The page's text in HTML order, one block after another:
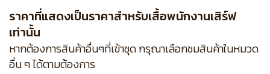
ราคาที่แสดงเป็นราคาสำหรับเสื้อพนักงานเสิร์ฟ
เท่านั้น
หากต้องการสินค้าอื่นๆที่เข้าชุด กรุณาเลือกชมสินค้าในหมวด
อื่น ๆ ได้ตามต้องการ